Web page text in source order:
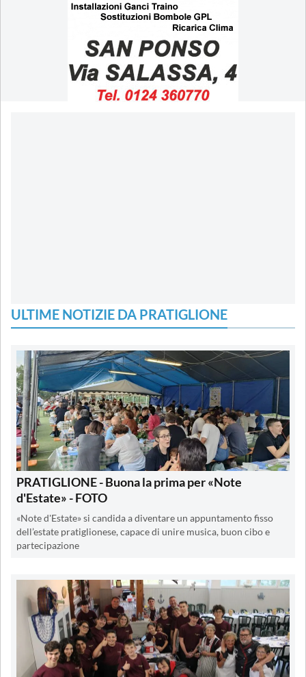
ULTIME NOTIZIE DA PRATIGLIONE
PRATIGLIONE - Buona la prima per «Note
d'Estate» - FOTO
«Note d'Estate» si candida a diventare un appuntamento fisso
dell’estate pratiglionese, capace di unire musica, buon cibo e
partecipazione